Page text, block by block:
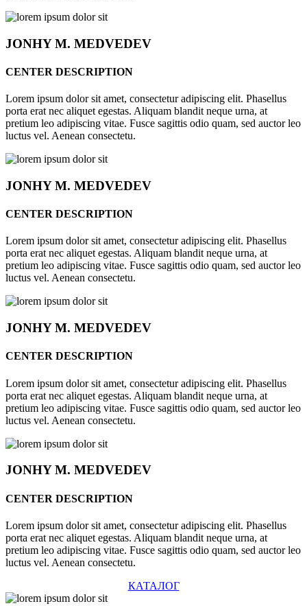
JONHYM. MEDVEDEV
CENTER DESCRIPTION
Lorem ipsum dolor sit amet, consectetur adipiscing elit. Phasellus
porta erat nec aliquet egestas. Aliquam blandit neque urna, at
pretium leo adipiscing vitae. Fusce sagittis odio quam, sed auctor leo
luctus vel. Aenean consectetu.
JONHYM. MEDVEDEV
CENTER DESCRIPTION
Lorem ipsum dolor sit amet, consectetur adipiscing elit. Phasellus
porta erat nec aliquet egestas. Aliquam blandit neque urna, at
pretium leo adipiscing vitae. Fusce sagittis odio quam, sed auctor leo
luctus vel. Aenean consectetu.
JONHYM. MEDVEDEV
CENTER DESCRIPTION
Lorem ipsum dolor sit amet, consectetur adipiscing elit. Phasellus
porta erat nec aliquet egestas. Aliquam blandit neque urna, at
pretium leo adipiscing vitae. Fusce sagittis odio quam, sed auctor leo
luctus vel. Aenean consectetu.
JONHYM. MEDVEDEV
CENTER DESCRIPTION
Lorem ipsum dolor sit amet, consectetur adipiscing elit. Phasellus
porta erat nec aliquet egestas. Aliquam blandit neque urna, at
pretium leo adipiscing vitae. Fusce sagittis odio quam, sed auctor leo
luctus vel. Aenean consectetu.
КАТАЛОГ